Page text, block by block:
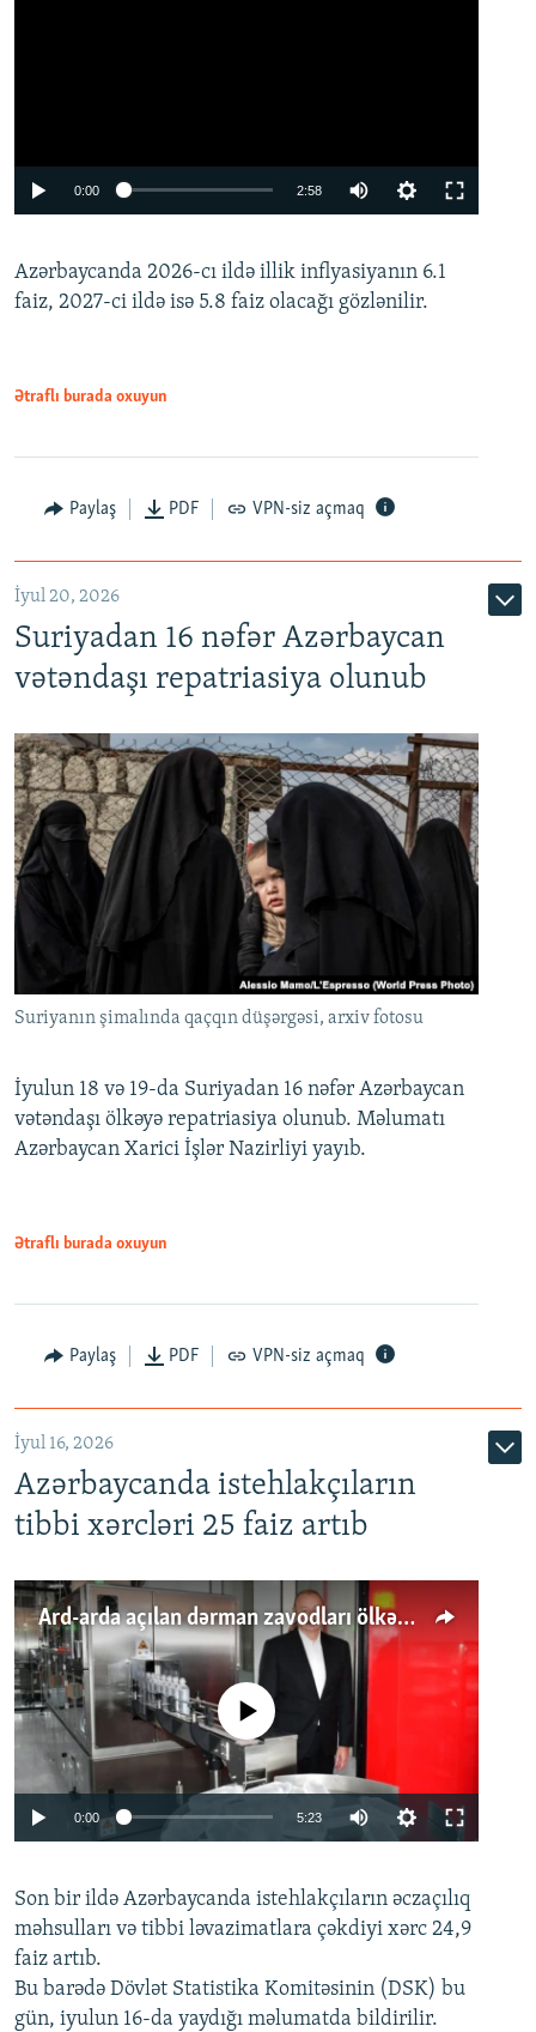
Auto
0:00 2:58
360p
480p
Azərbaycanda 2026-cı ildə illik inflyasiyanın 6.1
faiz, 2027-ci ildə isə 5.8 faiz olacağı gözlənilir.
Ətraflı burada oxuyun
Paylaş PDF VPN-siz açmaq
İyul 20, 2026
Suriyadan 16 nəfər Azərbaycan
vətəndaşı repatriasiya olunub
Suriyanın şimalında qaçqın düşərgəsi, arxiv fotosu
İyulun 18 və 19-da Suriyadan 16 nəfər Azərbaycan
vətəndaşı ölkəyə repatriasiya olunub. Məlumatı
Azərbaycan Xarici İşlər Nazirliyi yayıb.
Ətraflı burada oxuyun
Paylaş PDF VPN-siz açmaq
İyul 16, 2026
Azərbaycanda istehlakçıların
tibbi xərcləri 25 faiz artıb
Ard-arda açılan dərman zavodları ölkənin tələbatını ödəyirmi?
Auto 240p 360p 480p
720p 1080p
No media source currently available
0:00 5:23
360p
480p
720p
1080p
Son bir ildə Azərbaycanda istehlakçıların əczaçılıq
məhsulları və tibbi ləvazimatlara çəkdiyi xərc 24,9
faiz artıb.
Bu barədə Dövlət Statistika Komitəsinin (DSK) bu
gün, iyulun 16-da yaydığı məlumatda bildirilir.